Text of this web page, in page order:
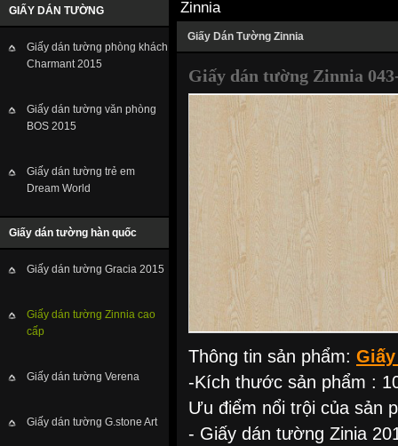
GIẤY DÁN TƯỜNG
Giấy dán tường phòng khách
Charmant 2015
Giấy dán tường văn phòng
BOS 2015
Giấy dán tường trẻ em
Dream World
Giấy dán tường hàn quốc
Giấy dán tường Gracia 2015
Giấy dán tường Zinnia cao
cấp
Giấy dán tường Verena
Giấy dán tường G.stone Art
Zinnia
Giấy Dán Tường Zinnia
Giấy dán tường Zinnia
Thông tin sản phẩm:
-Kích thước sản phẩm :
Ưu điểm nổi trội của sản
- Giấy dán tường Zinia